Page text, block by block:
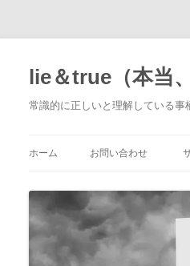
ン
ツ
へ
ス
lie＆true（本当、
常識的に正しいと理解している事
ホーム お問い合わせ